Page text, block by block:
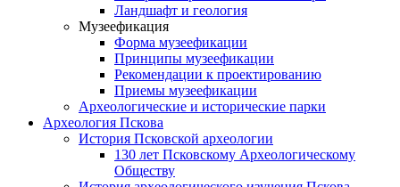
Ландшафт и геология
Музеефикация
Форма музеефикации
Принципы музеефикации
Рекомендации к проектированию
Приемы музеефикации
Археологические и исторические парки
Археология Пскова
История Псковской археологии
130 лет Псковскому Археологическому
Обществу